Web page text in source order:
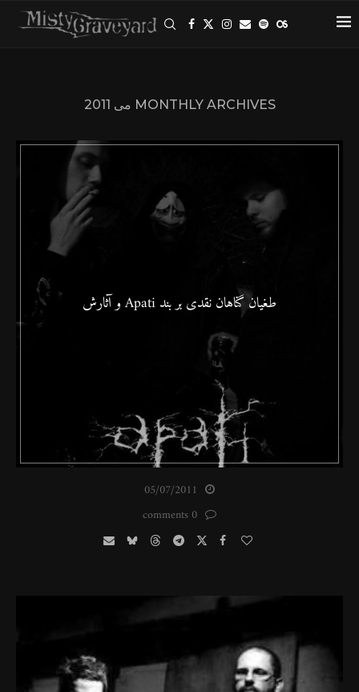
MONTHLY ARCHIVES می 2011
طغیان گناهان نقدی بر بند Apati و آثارش
05/07/2011
0 comments